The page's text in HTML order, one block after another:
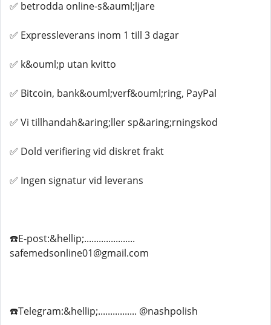
✅ betrodda online-s&auml;ljare
✅ Expressleverans inom 1 till 3 dagar
✅ k&ouml;p utan kvitto
✅ Bitcoin, bank&ouml;verf&ouml;ring, PayPal
✅ Vi tillhandah&aring;ller sp&aring;rningskod
✅ Dold verifiering vid diskret frakt
✅ Ingen signatur vid leverans
☎️E-post:&hellip;.....................
safemedsonline01@gmail.com
☎️Telegram:&hellip;................ @nashpolish